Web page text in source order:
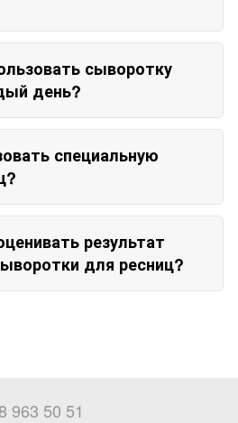
сыворотку
день?
специальную
результат
для ресниц?
963 50 51